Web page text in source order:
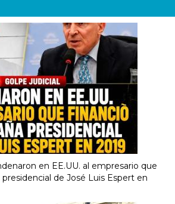
en EE.UU. al empresario que
de José Luis Espert en